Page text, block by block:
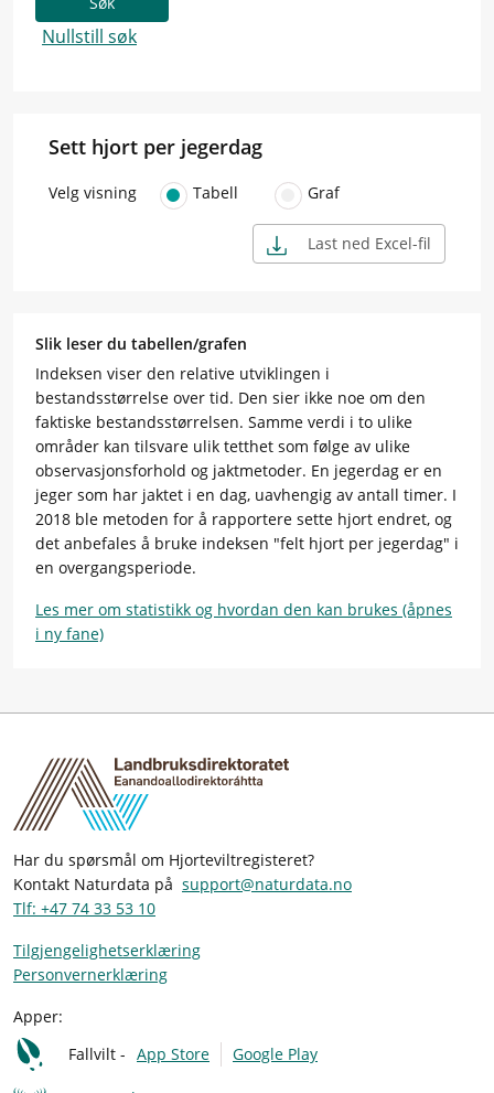
Sett hjort per jegerdag
Velg visning Tabell Graf
Last ned Excel-fil
Slik leser du tabellen/grafen
Indeksen viser den relative utviklingen i
bestandsstørrelse over tid. Den sier ikke noe om den
faktiske bestandsstørrelsen. Samme verdi i to ulike
områder kan tilsvare ulik tetthet som følge av ulike
observasjonsforhold og jaktmetoder. En jegerdag er en
jeger som har jaktet i en dag, uavhengig av antall timer. I
2018 ble metoden for å rapportere sette hjort endret, og
det anbefales å bruke indeksen "felt hjort per jegerdag" i
en overgangsperiode.
Les mer om statistikk og hvordan den kan brukes (åpnes
i ny fane)
Har du spørsmål om Hjorteviltregisteret?
Kontakt Naturdata på support@naturdata.no
Tlf: +47 74 33 53 10
Tilgjengelighetserklæring
Personvernerklæring
Apper:
Fallvilt - App Store Google Play